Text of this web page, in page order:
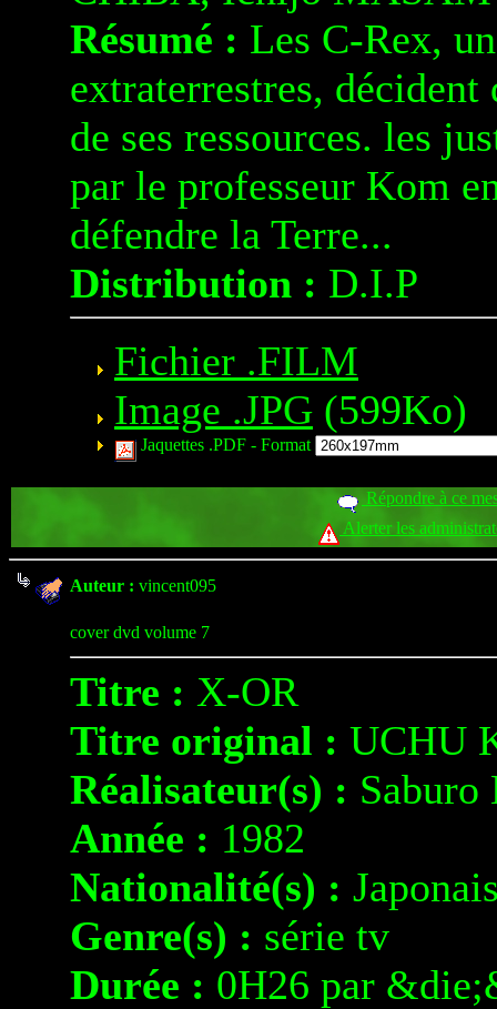
Résumé : Les C-Rex,
extraterrestres,
de ses ressources. les
par le professeur Kom
défendre la Terre...
Distribution : D.I.P
Fichier .FILM
Image .JPG (599Ko)
Jaquettes .PDF - Format
Répondre à ce
Alerter les
Auteur : vincent095
cover dvd volume 7
Titre : X-OR
Titre original : UCHU
Réalisateur(s) : Saburo
Année : 1982
Nationalité(s) :
Genre(s) : série tv
Durée : 0H26 par